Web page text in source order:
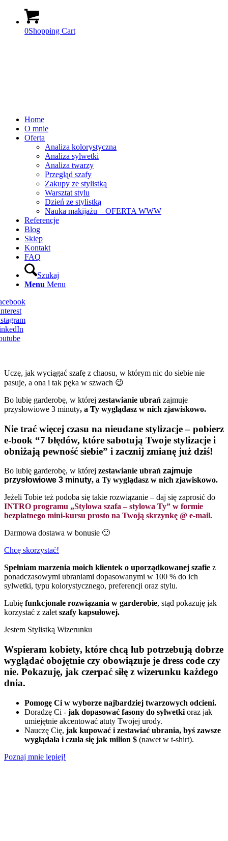
0Shopping Cart
Home
O mnie
Oferta
Analiza kolorystyczna
Analiza sylwetki
Analiza twarzy
Przegląd szafy
Zakupy ze stylistką
Warsztat stylu
Dzień ze stylistką
Nauka makijażu – OFERTA WWW
Referencje
Blog
Sklep
Kontakt
FAQ
Szukaj
Menu Menu
Uczę, jak wyciągać szafę z chaosu, w którym nic do siebie nie
pasuje, a ona i tak pęka w szwach 😉
Bo lubię garderobę, w której zestawianie ubrań zajmuje
przysłowiowe 3 minuty, a Ty wyglądasz w nich zjawiskowo.
Nie trać więcej czasu na nieudane stylizacje – pobierz
e-book “7 błędów, które sabotują Twoje stylizacje i
obniżają pewność siebie” i zacznij zmianę już dziś!
Bo lubię garderobę, w której zestawianie ubrań zajmuje
przysłowiowe 3 minuty, a Ty wyglądasz w nich zjawiskowo.
Jeżeli Tobie też podoba się takie rozwiązanie – daj się zaprosić do
INTRO programu „Stylowa szafa – stylowa Ty” w formie
bezpłatnego mini-kursu prosto na Twoją skrzynkę @ e-mail.
Darmowa dostawa w bonusie 🙂
Chcę skorzystać!
Spełniam marzenia moich klientek o uporządkowanej szafie z
ponadczasowymi ubraniami dopasowanymi w 100 % do ich
sylwetki, typu kolorystycznego, preferencji oraz stylu.
Lubię funkcjonale rozwiązania w garderobie, stąd pokazuję jak
korzystać z zaletszafy kapsułowej.
Jestem Stylistką Wizerunku
Wspieram kobiety, które chcą lub potrzebują dobrze
wyglądać obojętnie czy obowiązuje je dress code czy
nie. Pokazuję, jak czerpać siłę z wizerunku każdego
dnia.
Pomogę Ci w wyborze najbardziej twarzowych odcieni.
Doradzę Ci - jak dopasować fasony do sylwetki oraz jak
umiejętnie akcentować atuty Twojej urody.
Nauczę Cię, jak kupować i zestawiać ubrania, byś zawsze
wyglądała i czuła się jak milion $ (nawet w t-shirt).
Poznaj mnie lepiej!